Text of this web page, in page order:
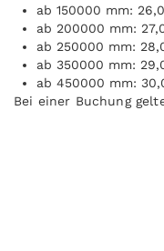
ab 150000 mm:
ab 200000 mm:
ab 250000 mm:
ab 350000 mm:
ab 450000 mm:
Bei einer Buchung